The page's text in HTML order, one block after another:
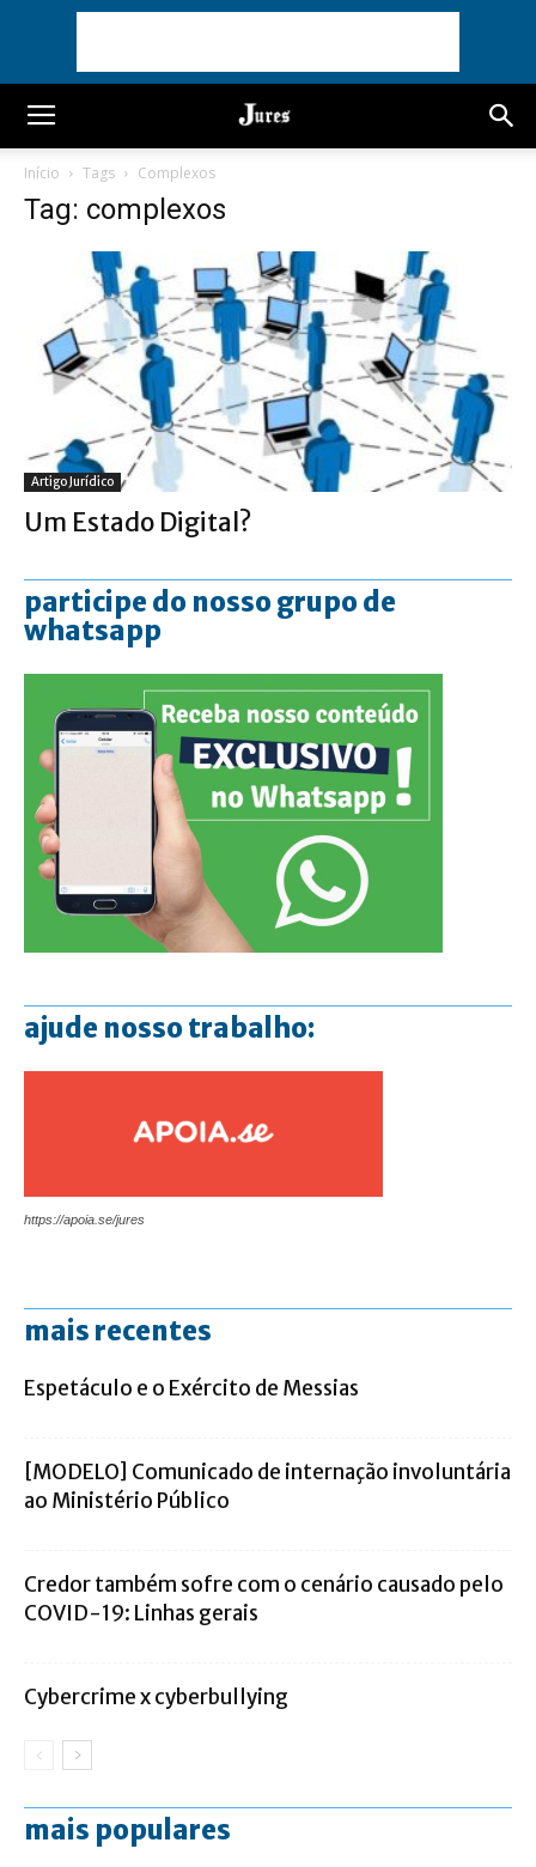
Início Tags Complexos
Tag: complexos
Artigo Jurídico
Um Estado Digital?
participe do nosso grupo de
whatsapp
ajude nosso trabalho:
https://apoia.se/jures
mais recentes
Espetáculo e o Exército de Messias
[MODELO] Comunicado de internação involuntária
ao Ministério Público
Credor também sofre com o cenário causado pelo
COVID-19: Linhas gerais
Cybercrime x cyberbullying
mais populares